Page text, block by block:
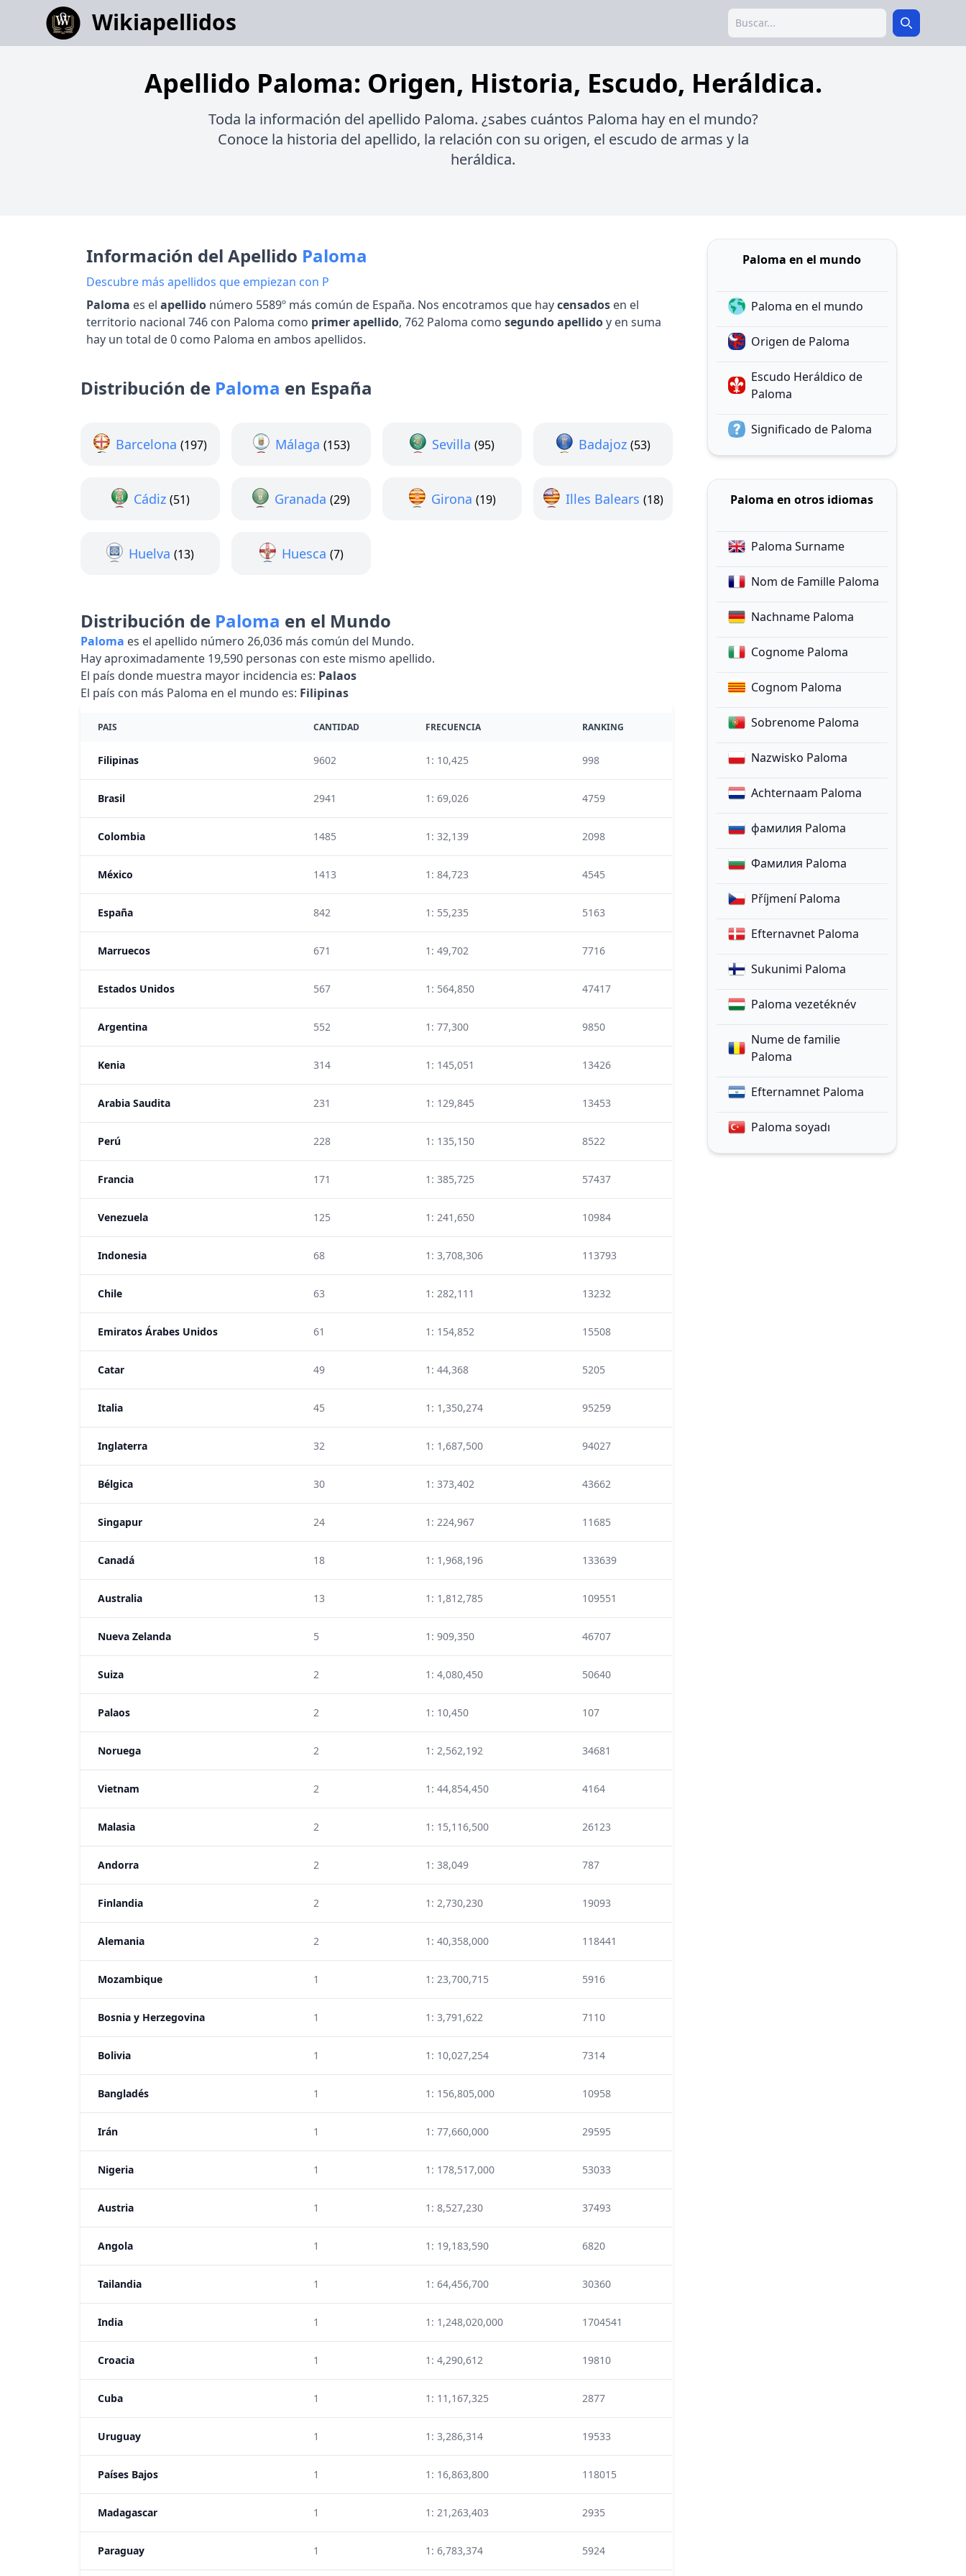
Wikiapellidos Search Search
Apellido Paloma: Origen, Historia, Escudo, Heráldica.
Toda la información del apellido Paloma. ¿sabes cuántos Paloma hay en el mundo?
Conoce la historia del apellido, la relación con su origen, el escudo de armas y la
heráldica.
Información del Apellido Paloma
Descubre más apellidos que empiezan con P
Paloma es el apellido número 5589º más común de España. Nos encotramos que haycensados en el
territorio nacional 746 con Paloma como primer apellido, 762 Paloma como segundo apellidoy en suma
hay un total de 0 como Paloma en ambos apellidos.
Distribución de Paloma en España
Barcelona (197) Málaga (153) Sevilla (95) Badajoz (53)
Cádiz (51) Granada (29) Girona (19) Illes Balears (18)
Huelva (13) Huesca (7)
Distribución de Paloma en el Mundo
Paloma es el apellido número 26,036 más común del Mundo.
Hay aproximadamente 19,590 personas con este mismo apellido.
El país donde muestra mayor incidencia es: Palaos
El país con más Paloma en el mundo es: Filipinas
PAIS CANTIDAD FRECUENCIA RANKING
Filipinas 9602 1: 10,425 998
Brasil 2941 1: 69,026 4759
Colombia 1485 1: 32,139 2098
México 1413 1: 84,723 4545
España 842 1: 55,235 5163
Marruecos 671 1: 49,702 7716
Estados Unidos 567 1: 564,850 47417
Argentina 552 1: 77,300 9850
Kenia 314 1: 145,051 13426
Arabia Saudita 231 1: 129,845 13453
Perú 228 1: 135,150 8522
Francia 171 1: 385,725 57437
Venezuela 125 1: 241,650 10984
Indonesia 68 1: 3,708,306 113793
Chile 63 1: 282,111 13232
Emiratos Árabes Unidos 61 1: 154,852 15508
Catar 49 1: 44,368 5205
Italia 45 1: 1,350,274 95259
Inglaterra 32 1: 1,687,500 94027
Bélgica 30 1: 373,402 43662
Singapur 24 1: 224,967 11685
Canadá 18 1: 1,968,196 133639
Australia 13 1: 1,812,785 109551
Nueva Zelanda 5 1: 909,350 46707
Suiza 2 1: 4,080,450 50640
Palaos 2 1: 10,450 107
Noruega 2 1: 2,562,192 34681
Vietnam 2 1: 44,854,450 4164
Malasia 2 1: 15,116,500 26123
Andorra 2 1: 38,049 787
Finlandia 2 1: 2,730,230 19093
Alemania 2 1: 40,358,000 118441
Mozambique 1 1: 23,700,715 5916
Bosnia y Herzegovina 1 1: 3,791,622 7110
Bolivia 1 1: 10,027,254 7314
Bangladés 1 1: 156,805,000 10958
Irán 1 1: 77,660,000 29595
Nigeria 1 1: 178,517,000 53033
Austria 1 1: 8,527,230 37493
Angola 1 1: 19,183,590 6820
Tailandia 1 1: 64,456,700 30360
India 1 1: 1,248,020,000 1704541
Croacia 1 1: 4,290,612 19810
Cuba 1 1: 11,167,325 2877
Uruguay 1 1: 3,286,314 19533
Países Bajos 1 1: 16,863,800 118015
Madagascar 1 1: 21,263,403 2935
Paraguay 1 1: 6,783,374 5924
Paloma en el mundo
Paloma en el mundo
Origen de Paloma
Escudo Heráldico de
Paloma
Significado de Paloma
Paloma en otros idiomas
Paloma Surname
Nom de Famille Paloma
Nachname Paloma
Cognome Paloma
Cognom Paloma
Sobrenome Paloma
Nazwisko Paloma
Achternaam Paloma
фамилия Paloma
Фамилия Paloma
Příjmení Paloma
Efternavnet Paloma
Sukunimi Paloma
Paloma vezetéknév
Nume de familie
Paloma
Efternamnet Paloma
Paloma soyadı